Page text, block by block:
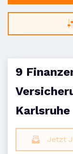
9
Karlsruhe
Jetzt